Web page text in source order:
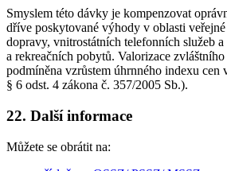
Smyslem této dávky je kompenzovat
dříve poskytované výhody v oblasti
dopravy, vnitrostátních telefonních služeb
a rekreačních pobytů. Valorizace
podmíněna vzrůstem úhrnného indexu cen
§ 6 odst. 4 zákona č. 357/2005 Sb.).
22. Další informace
Můžete se obrátit na: